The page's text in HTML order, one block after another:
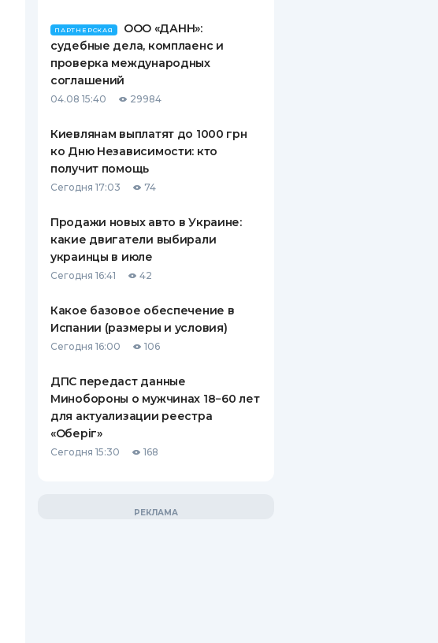
ПАРТНЕРСКАЯ
ООО «ДАНН»:
судебные дела, комплаенс и
проверка международных
соглашений
04.08 15:40 29984
Киевлянам выплатят до 1000 грн
ко Дню Независимости: кто
получит помощь
Сегодня 17:03 74
Продажи новых авто в Украине:
какие двигатели выбирали
украинцы в июле
Сегодня 16:41 42
Какое базовое обеспечение в
Испании (размеры и условия)
Сегодня 16:00 106
ДПС передаст данные
Минобороны о мужчинах 18−60 лет
для актуализации реестра
«Оберіг»
Сегодня 15:30 168